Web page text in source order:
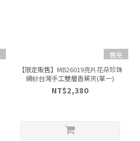
售完
【限定販售】MB26019亮片花朵珍珠
網紗台灣手工雙層香蕉夾(單一)
NT$2,380